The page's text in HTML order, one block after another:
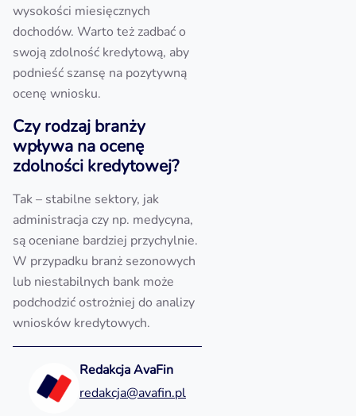
wysokości miesięcznych
dochodów. Warto też zadbać o
swoją zdolność kredytową, aby
podnieść szansę na pozytywną
ocenę wniosku.
Czy rodzaj branży
wpływa na ocenę
zdolności kredytowej?
Tak – stabilne sektory, jak
administracja czy np. medycyna,
są oceniane bardziej przychylnie.
W przypadku branż sezonowych
lub niestabilnych bank może
podchodzić ostrożniej do analizy
wniosków kredytowych.
Redakcja AvaFin
redakcja@avafin.pl